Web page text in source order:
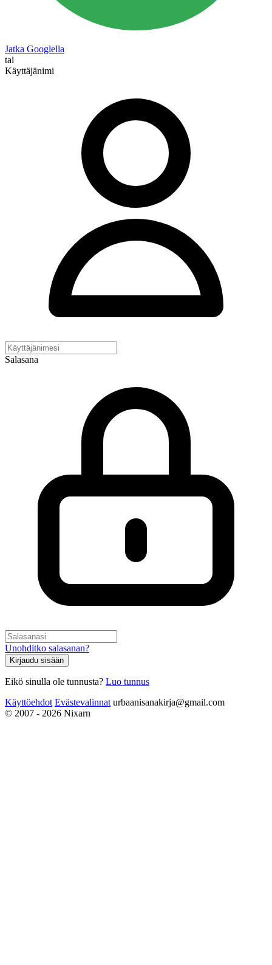
Jatka Googlella
tai
Käyttäjänimi
Salasana
Unohditko salasanan?
Kirjaudu sisään
Eikö sinulla ole tunnusta? Luo tunnus
Käyttöehdot Evästevalinnat urbaanisanakirja@gmail.com
© 2007 - 2026 Nixarn